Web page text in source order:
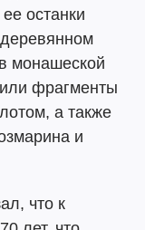
останки
монашеской
фрагменты
а также
и
что к